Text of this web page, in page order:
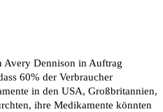
Dennison in Auftrag
60% der Verbraucher
in den USA, Großbritannien,
ihre Medikamente könnten